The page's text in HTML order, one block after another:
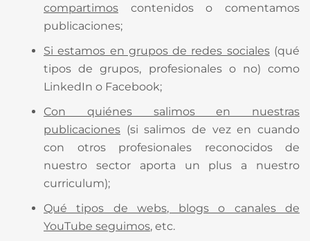
compartimos contenidos o comentamos
publicaciones;
Si estamos en grupos de redes sociales(qué
tipos de grupos, profesionales o no) como
LinkedIn o Facebook;
Con quiénes salimos en nuestras
publicaciones (si salimos de vez en cuando
con otros profesionales reconocidos de
nuestro sector aporta un plus a nuestro
curriculum);
Qué tipos de webs, blogs o canales de
YouTube seguimos, etc.